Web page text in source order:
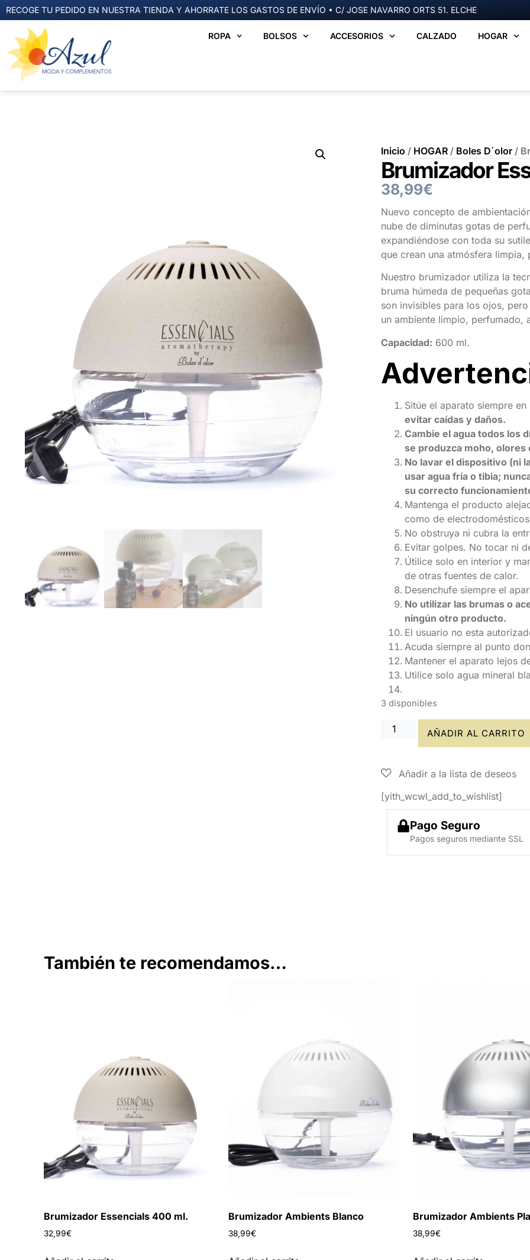
RECOGE TU PEDIDO EN NUESTRA TIENDA Y AHORRATE LOS GASTOS DE ENVÍO • C/ JOSE NAVARRO ORTS 51. ELCHE
ROPA BOLSOS ACCESORIOS CALZADO HOGAR
Inicio / HOGAR / Boles D´olor /
Brumizador
38,99€
Nuevo concepto de
nube de diminutas gotas de
expandiéndose con toda su
que crean una atmósfera
Nuestro brumizador utiliza la
bruma húmeda de pequeñas
son invisibles para los ojos,
un ambiente limpio, perfumado,
Capacidad: 600 ml.
Sitúe el aparato siempre en
evitar caídas y daños.
Cambie el agua todos los
se produzca moho, olores
No lavar el dispositivo (ni
usar agua fría o tibia;
su correcto
Mantenga el producto
como de
No obstruya ni cubra la
Evitar golpes. No tocar ni
Útilice solo en interior y
de otras fuentes de calor.
Desenchufe siempre el
No utilizar las brumas o
ningún otro producto.
El usuario no esta
Acuda siempre al punto
Mantener el aparato lejos
Utilice solo agua mineral
3 disponibles
AÑADIR AL CARRITO
[yith_wcwl_add_to_wishlist]
Pago Seguro
Pagos seguros mediante SSL
También te recomendamos…
Brumizador Essencials 400 ml.
32,99€
Brumizador Ambients Blanco
38,99€
Brumizador Ambients
38,99€